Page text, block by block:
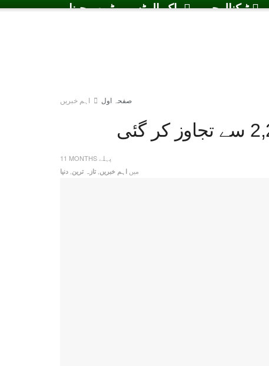
پاک الرٹس یوٹیوب چینل ٹیکنالوجی
صفحہ اول اہم خبریں
11 MONTHS پہلے
میں اہم خبریں تازہ ترین دنیا